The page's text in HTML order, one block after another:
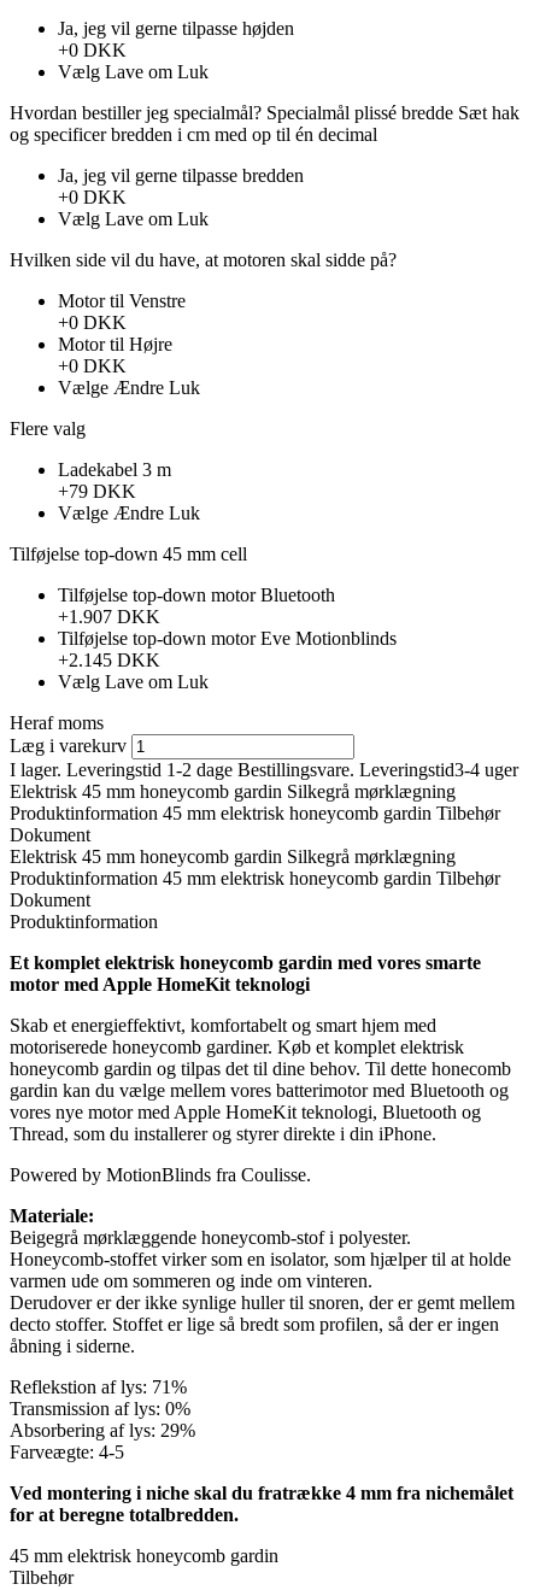
Ja, jeg vil gerne tilpasse højden
+0 DKK
Vælg Lave om Luk
Hvordan bestiller jeg specialmål? Specialmål plissé bredde Sæt hak ​​
og specificer bredden i cm med op til én decimal
Ja, jeg vil gerne tilpasse bredden
+0 DKK
Vælg Lave om Luk
Hvilken side vil du have, at motoren skal sidde på?
Motor til Venstre
+0 DKK
Motor til Højre
+0 DKK
Vælge Ændre Luk
Flere valg
Ladekabel 3 m
+79 DKK
Vælge Ændre Luk
Tilføjelse top-down 45 mm cell
Tilføjelse top-down motor Bluetooth
+1.907 DKK
Tilføjelse top-down motor Eve Motionblinds
+2.145 DKK
Vælg Lave om Luk
Heraf moms
Læg i varekurv
I lager. Leveringstid 1-2 dage Bestillingsvare. Leveringstid3-4 uger
Elektrisk 45 mm honeycomb gardin Silkegrå mørklægning
Produktinformation 45 mm elektrisk honeycomb gardin Tilbehør
Dokument
Elektrisk 45 mm honeycomb gardin Silkegrå mørklægning
Produktinformation 45 mm elektrisk honeycomb gardin Tilbehør
Dokument
Produktinformation
Et komplet elektrisk honeycomb gardin med vores smarte
motor med Apple HomeKit teknologi
Skab et energieffektivt, komfortabelt og smart hjem med
motoriserede honeycomb gardiner. Køb et komplet elektrisk
honeycomb gardin og tilpas det til dine behov. Til dette honecomb
gardin kan du vælge mellem vores batterimotor med Bluetooth og
vores nye motor med Apple HomeKit teknologi, Bluetooth og
Thread, som du installerer og styrer direkte i din iPhone.
Powered by MotionBlinds fra Coulisse.
Materiale:
Beigegrå mørklæggende honeycomb-stof i polyester.
Honeycomb-stoffet virker som en isolator, som hjælper til at holde
varmen ude om sommeren og inde om vinteren.
Derudover er der ikke synlige huller til snoren, der er gemt mellem
decto stoffer. Stoffet er lige så bredt som profilen, så der er ingen
åbning i siderne.
Reflekstion af lys: 71%
Transmission af lys: 0%
Absorbering af lys: 29%
Farveægte: 4-5
Ved montering i niche skal du fratrække 4 mm fra nichemålet
for at beregne totalbredden.
45 mm elektrisk honeycomb gardin
Tilbehør